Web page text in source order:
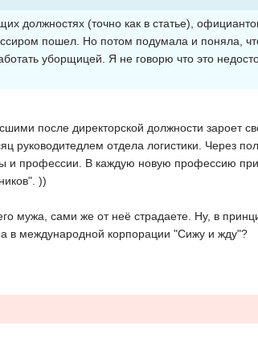
должностях (точно как в статье),
пошел. Но потом подумала и поняла,
уборщицей. Я не говорю что это
после директорской должности зароет
руководитедлем отдела логистики. Через
профессии. В каждую новую профессию
))
мужа, сами же от неё страдаете. Ну, в
в международной корпорации "Сижу и жду"?